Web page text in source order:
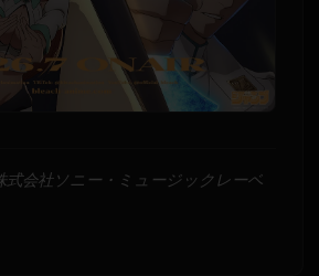
会社ソニー・ミュージックレーベ